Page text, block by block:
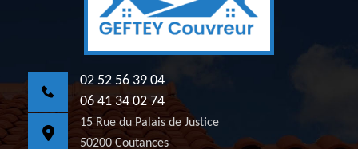
02 52 56 39 04
06 41 34 02 74
15 Rue du Palais de Justice
50200 Coutances